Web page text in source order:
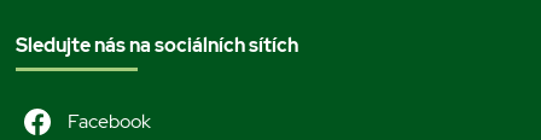
Sledujte nás na sociálních sítích
Facebook